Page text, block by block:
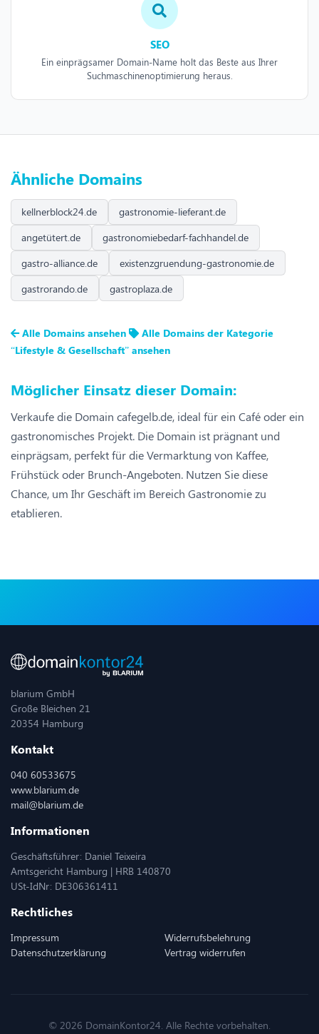
SEO
Ein einprägsamer Domain-Name holt das Beste aus Ihrer
Suchmaschinenoptimierung heraus.
Ähnliche Domains
kellnerblock24.de
gastronomie-lieferant.de
angetütert.de
gastronomiebedarf-fachhandel.de
gastro-alliance.de
existenzgruendung-gastronomie.de
gastrorando.de
gastroplaza.de
Alle Domains ansehen
Alle Domains der Kategorie
“Lifestyle & Gesellschaft” ansehen
Möglicher Einsatz dieser Domain:
Verkaufe die Domain cafegelb.de, ideal für ein Café oder ein
gastronomisches Projekt. Die Domain ist prägnant und
einprägsam, perfekt für die Vermarktung von Kaffee,
Frühstück oder Brunch-Angeboten. Nutzen Sie diese
Chance, um Ihr Geschäft im Bereich Gastronomie zu
etablieren.
blarium GmbH
Große Bleichen 21
20354 Hamburg
Kontakt
040 60533675
www.blarium.de
mail@blarium.de
Informationen
Geschäftsführer: Daniel Teixeira
Amtsgericht Hamburg | HRB 140870
USt-IdNr: DE306361411
Rechtliches
Impressum
Datenschutzerklärung
Widerrufsbelehrung
Vertrag widerrufen
© 2026 DomainKontor24. Alle Rechte vorbehalten.